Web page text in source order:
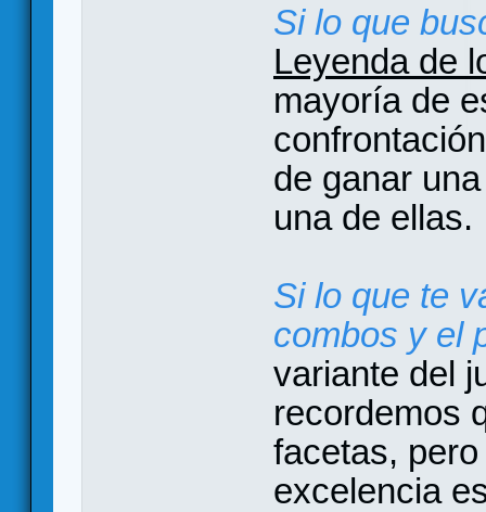
Si lo que
Leyenda de
mayoría de
de ganar
una de ellas.
Si lo que te
combos y el
variante del
recordemos
facetas,
excelencia